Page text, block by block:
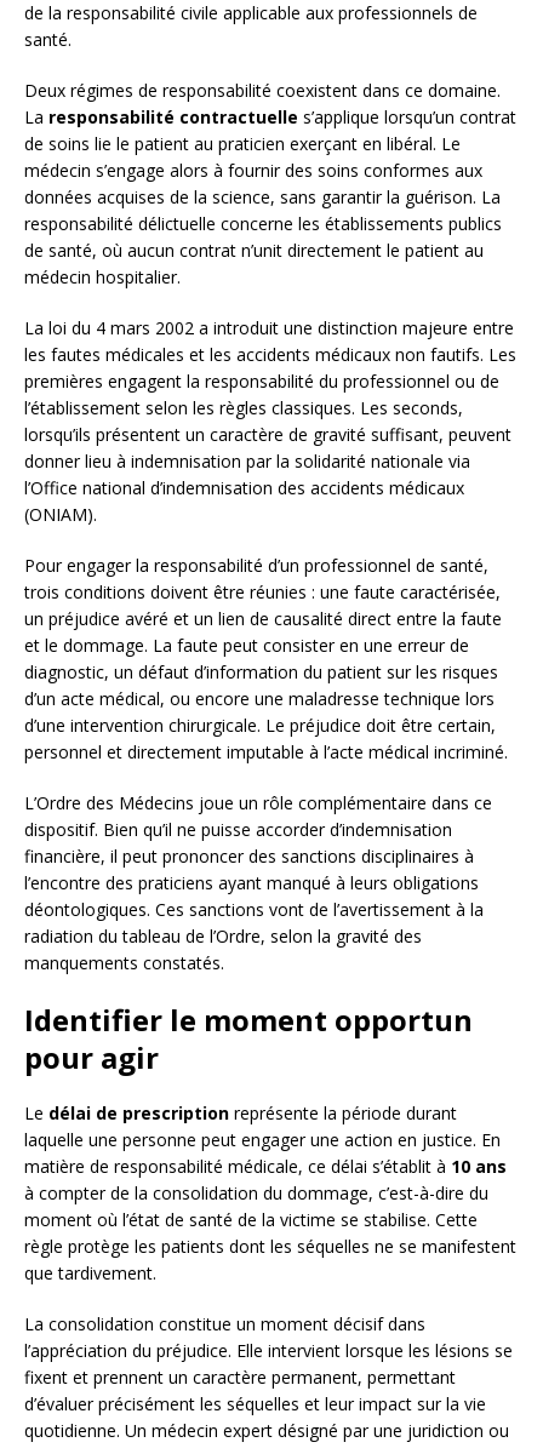
de la responsabilité civile applicable aux professionnels de
santé.
Deux régimes de responsabilité coexistent dans ce domaine.
La responsabilité contractuelle s’applique lorsqu’un contrat
de soins lie le patient au praticien exerçant en libéral. Le
médecin s’engage alors à fournir des soins conformes aux
données acquises de la science, sans garantir la guérison. La
responsabilité délictuelle concerne les établissements publics
de santé, où aucun contrat n’unit directement le patient au
médecin hospitalier.
La loi du 4 mars 2002 a introduit une distinction majeure entre
les fautes médicales et les accidents médicaux non fautifs. Les
premières engagent la responsabilité du professionnel ou de
l’établissement selon les règles classiques. Les seconds,
lorsqu’ils présentent un caractère de gravité suffisant, peuvent
donner lieu à indemnisation par la solidarité nationale via
l’Office national d’indemnisation des accidents médicaux
(ONIAM).
Pour engager la responsabilité d’un professionnel de santé,
trois conditions doivent être réunies : une faute caractérisée,
un préjudice avéré et un lien de causalité direct entre la faute
et le dommage. La faute peut consister en une erreur de
diagnostic, un défaut d’information du patient sur les risques
d’un acte médical, ou encore une maladresse technique lors
d’une intervention chirurgicale. Le préjudice doit être certain,
personnel et directement imputable à l’acte médical incriminé.
L’Ordre des Médecins joue un rôle complémentaire dans ce
dispositif. Bien qu’il ne puisse accorder d’indemnisation
financière, il peut prononcer des sanctions disciplinaires à
l’encontre des praticiens ayant manqué à leurs obligations
déontologiques. Ces sanctions vont de l’avertissement à la
radiation du tableau de l’Ordre, selon la gravité des
manquements constatés.
Identifier le moment opportun
pour agir
Le délai de prescription représente la période durant
laquelle une personne peut engager une action en justice. En
matière de responsabilité médicale, ce délai s’établit à 10 ans
à compter de la consolidation du dommage, c’est-à-dire du
moment où l’état de santé de la victime se stabilise. Cette
règle protège les patients dont les séquelles ne se manifestent
que tardivement.
La consolidation constitue un moment décisif dans
l’appréciation du préjudice. Elle intervient lorsque les lésions se
fixent et prennent un caractère permanent, permettant
d’évaluer précisément les séquelles et leur impact sur la vie
quotidienne. Un médecin expert désigné par une juridiction ou